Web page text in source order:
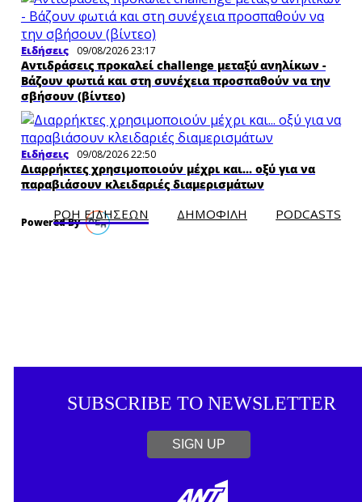
Ειδήσεις 09/08/2026 23:17
Αντιδράσεις προκαλεί challenge μεταξύ ανηλίκων -
Βάζουν φωτιά και στη συνέχεια προσπαθούν να την
σβήσουν (βίντεο)
Ειδήσεις 09/08/2026 22:50
Διαρρήκτες χρησιμοποιούν μέχρι και... οξύ για να
παραβιάσουν κλειδαριές διαμερισμάτων
ΡΟΗ ΕΙΔΗΣΕΩΝ ΔΗΜΟΦΙΛH PODCASTS
SUBSCRIBE TO NEWSLETTER
SIGN UP